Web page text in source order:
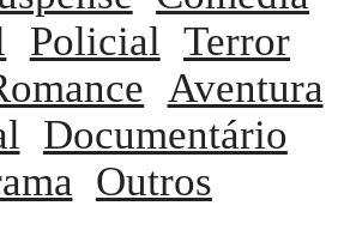
Policial Terror
Aventura
Documentário
Outros